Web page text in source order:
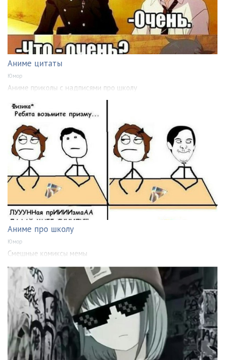
Аниме цитаты
Юмор
Аниме приколы с надписями про школу
Аниме про школу
Юмор
Смешные комиксы мемы